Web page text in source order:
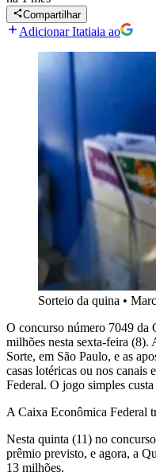
Compartilhar
Adicionar Itatiaia ao
Sorteio da quina •
O concurso número 7049 da
milhões nesta sexta-feira (8).
Sorte, em São Paulo, e as
casas lotéricas ou nos canais
Federal. O jogo simples
A Caixa Econômica Federal
Nesta quinta (11) no
prêmio previsto, e agora, a
13 milhões.